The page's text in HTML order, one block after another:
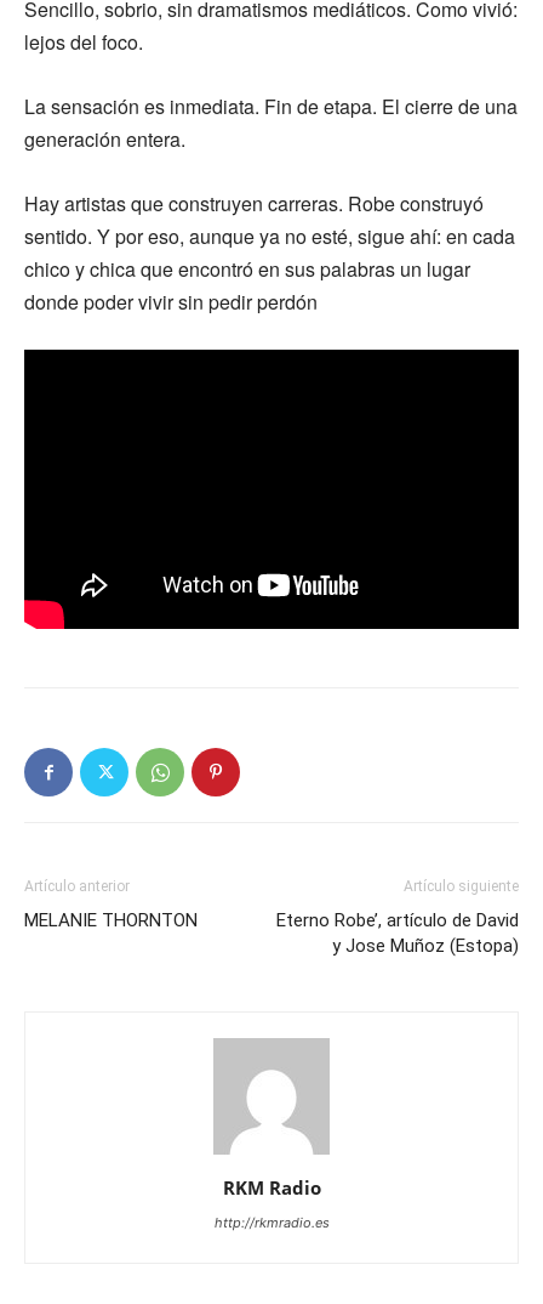
Sencillo, sobrio, sin dramatismos mediáticos. Como vivió:
lejos del foco.
La sensación es inmediata. Fin de etapa. El cierre de una
generación entera.
Hay artistas que construyen carreras. Robe construyó
sentido. Y por eso, aunque ya no esté, sigue ahí: en cada
chico y chica que encontró en sus palabras un lugar
donde poder vivir sin pedir perdón
Artículo anterior
MELANIE THORNTON
Artículo siguiente
Eterno Robe’, artículo de David
y Jose Muñoz (Estopa)
RKM Radio
http://rkmradio.es